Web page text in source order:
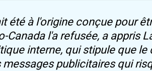
été à l'origine conçue pour
Canada l'a refusée, a appris
interne, qui stipule que
publicitaires qui